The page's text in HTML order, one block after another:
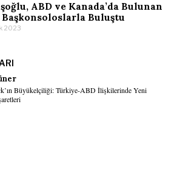
ABD ve Kanada’da Bulunan
Buluştu
2023
Büyükelçiliği: Türkiye-ABD İlişkilerinde Yeni